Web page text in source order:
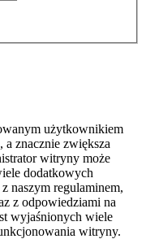
użytkownikiem
znacznie zwiększa
witryny może
dodatkowych
naszym regulaminem,
z odpowiedziami na
wyjaśnionych wiele
witryny.